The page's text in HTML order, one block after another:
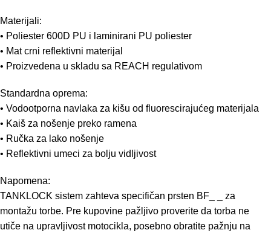
Materijali:
• Poliester 600D PU i laminirani PU poliester
• Mat crni reflektivni materijal
• Proizvedena u skladu sa REACH regulativom
Standardna oprema:
• Vodootporna navlaka za kišu od fluorescirajućeg materijala
• Kaiš za nošenje preko ramena
• Ručka za lako nošenje
• Reflektivni umeci za bolju vidljivost
Napomena:
TANKLOCK sistem zahteva specifičan prsten BF_ _ za
montažu torbe. Pre kupovine pažljivo proverite da torba ne
utiče na upravljivost motocikla, posebno obratite pažnju na